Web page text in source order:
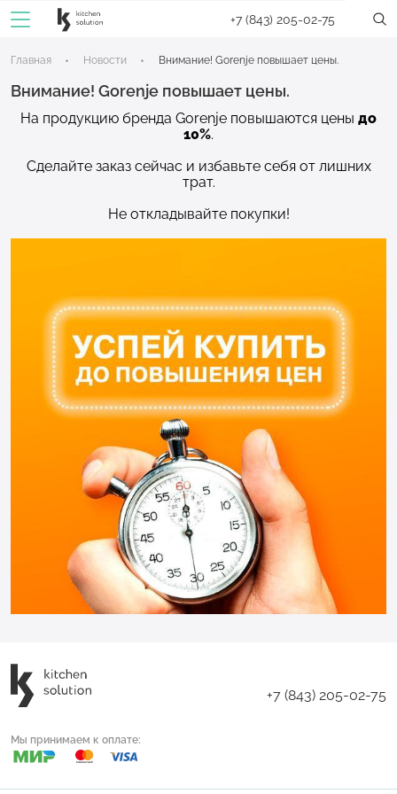
+7 (843) 205-02-75
Главная Новости Внимание! Gorenje повышает цены.
Внимание! Gorenje повышает цены.
На продукцию бренда Gorenje повышаются цены до
10%.
Сделайте заказ сейчас и избавьте себя от лишних
трат.
Не откладывайте покупки!
+7 (843) 205-02-75
Мы принимаем к оплате: